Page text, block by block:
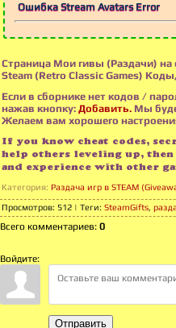
Ошибка Stream Avatars Error
Страница Мои гивы (Раздачи) на
Steam (Retro Classic Games)
Если в сборнике нет кодов /
нажав кнопку: Добавить. Мы
Желаем вам хорошего
If you know cheat codes,
help others leveling up, then
and experience with other
Категория: Раздача игр в STEAM
Просмотров: 512 | Теги: SteamGifts,
Всего комментариев: 0
Войдите:
Отправить